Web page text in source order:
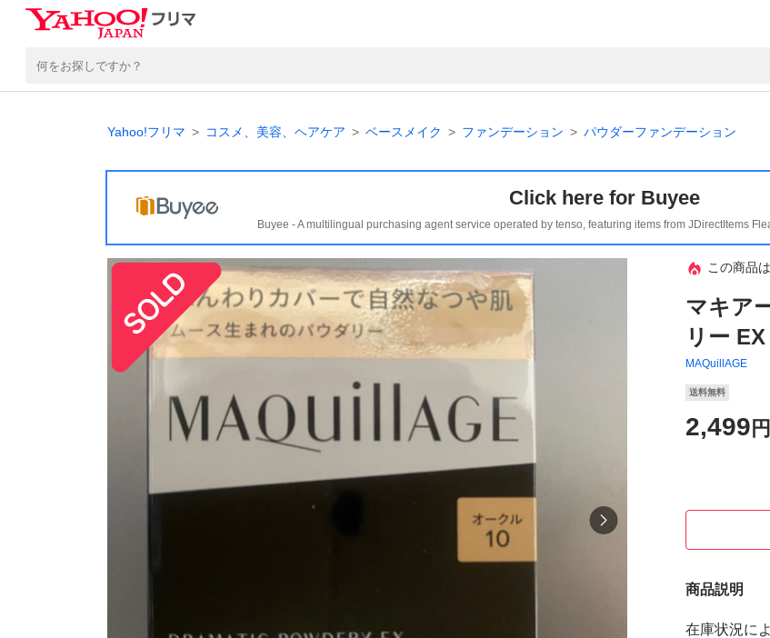
Yahoo!フリマ コスメ、美容、ヘアケア ベースメイク ファンデーション パウダーファンデーション
Click here for Buyee
Buyee - A multilingual purchasing agent service operated by tenso, featuring items from JDirectItems
この商品は
マキア
リー
MAQuillAGE
送料無料
2,499 円
商品説明
在庫状況に